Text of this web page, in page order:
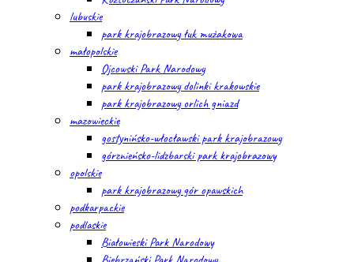
lubuskie
park krajobrazowy łuk mużakowa
małopolskie
Ojcowski Park Narodowy
park krajobrazowy dolinki krakowskie
park krajobrazowy orlich gniazd
mazowieckie
gostynińsko-włocławski park krajobrazowy
górznieńsko-lidzbarski park krajobrazowy
opolskie
park krajobrazowy gór opawskich
podkarpackie
podlaskie
Białowieski Park Narodowy